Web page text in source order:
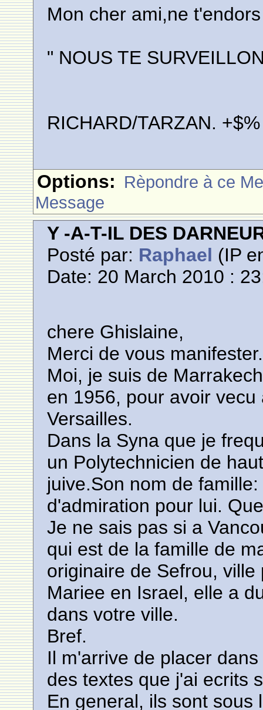
Mon cher ami,ne
" NOUS TE
RICHARD/TARZAN. +$%
Options: Rèpondre à ce
Message
Y -A-T-IL DES
Posté par: Raphael (IP
Date: 20 March 2010 :
chere Ghislaine,
Merci de vous manifester.
Moi, je suis de
en 1956, pour avoir
Versailles.
Dans la Syna que je
un Polytechnicien de
juive.Son nom de
d'admiration pour lui.
Je ne sais pas si a
qui est de la famille de
originaire de Sefrou,
Mariee en Israel, elle a
dans votre ville.
Bref.
Il m'arrive de placer
des textes que j'ai ecrits
En general, ils sont sous